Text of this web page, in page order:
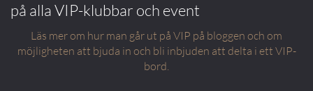
på alla VIP-klubbar och event
Läs mer om hur man går ut på VIP på bloggen och om
möjligheten att bjuda in och bli inbjuden att delta i ett VIP-
bord.